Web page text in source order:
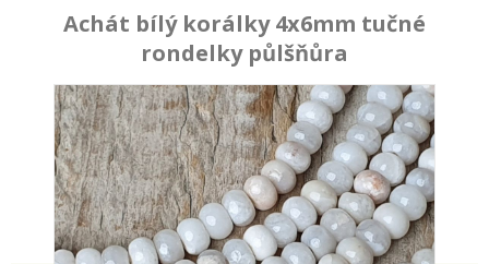
Achát bílý korálky 4x6mm tučné
rondelky půlšňůra